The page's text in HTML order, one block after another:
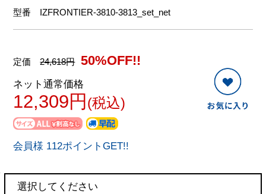
型番 IZFRONTIER-3810-3813_set_net
定価24,618円 50%OFF!!
ネット通常価格
12,309円 (税込)
会員様 112ポイントGET!!